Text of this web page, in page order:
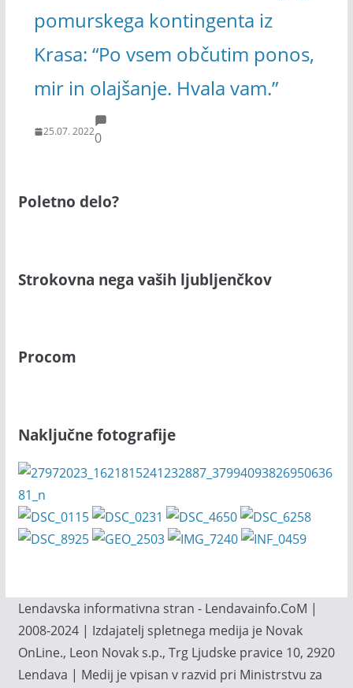
pomurskega kontingenta iz
Krasa: “Po vsem občutim ponos,
mir in olajšanje. Hvala vam.”
25.07. 20220
Poletno delo?
Strokovna nega vaših ljubljenčkov
Procom
Naključne fotografije
Lendavska informativna stran - Lendavainfo.CoM |
2008-2024 | Izdajatelj spletnega medija je Novak
OnLine., Leon Novak s.p., Trg Ljudske pravice 10, 2920
Lendava | Medij je vpisan v razvid pri Ministrstvu za